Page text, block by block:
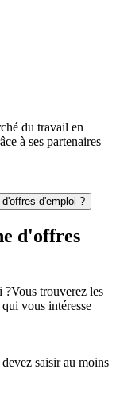
du travail en
à ses partenaires
d'emploi ?
d'offres
?Vous trouverez les
vous intéresse
saisir au moins